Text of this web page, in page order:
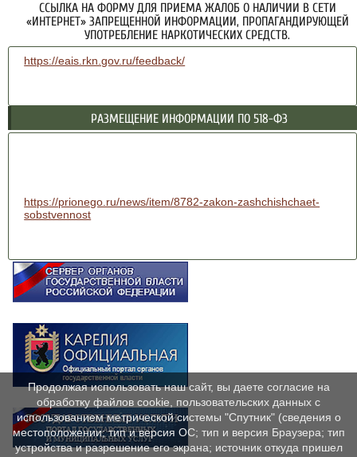
ССЫЛКА НА ФОРМУ ДЛЯ ПРИЕМА ЖАЛОБ О НАЛИЧИИ В СЕТИ
«ИНТЕРНЕТ» ЗАПРЕЩЕННОЙ ИНФОРМАЦИИ, ПРОПАГАНДИРУЮЩЕЙ
УПОТРЕБЛЕНИЕ НАРКОТИЧЕСКИХ СРЕДСТВ.
https://eais.rkn.gov.ru/feedback/
РАЗМЕЩЕНИЕ ИНФОРМАЦИИ ПО 518-ФЗ
https://prionego.ru/news/item/8782-zakon-zashchishchaet-
sobstvennost
Продолжая использовать наш сайт, вы даете согласие на
обработку файлов cookie, пользовательских данных с
использованием метрической системы "Спутник" (сведения о
местоположении; тип и версия ОС; тип и версия Браузера; тип
устройства и разрешение его экрана; источник откуда пришел